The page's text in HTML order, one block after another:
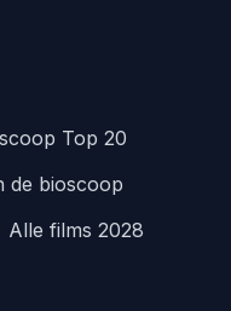
Top 20
de bioscoop
Alle films 2028